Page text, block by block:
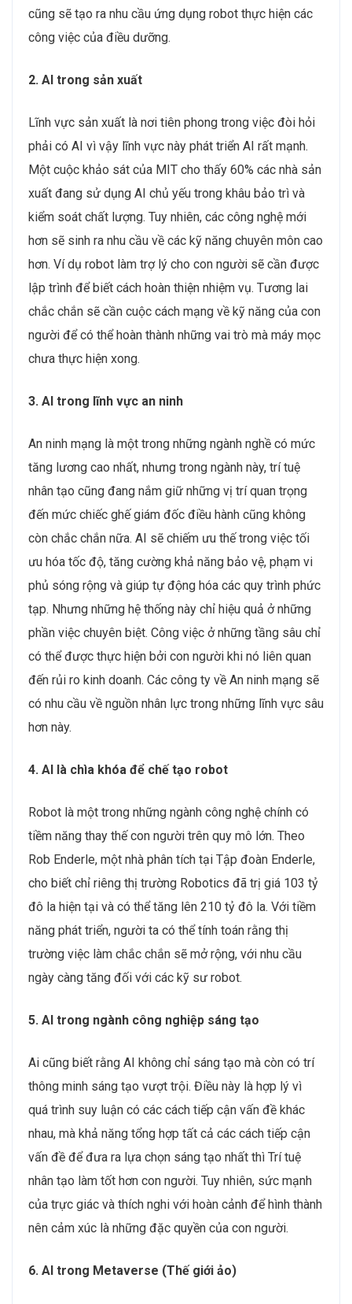
cũng sẽ tạo ra nhu cầu ứng dụng robot thực hiện các
công việc của điều dưỡng.
2. AI trong sản xuất
Lĩnh vực sản xuất là nơi tiên phong trong việc đòi hỏi
phải có AI vì vậy lĩnh vực này phát triển AI rất mạnh.
Một cuộc khảo sát của MIT cho thấy 60% các nhà sản
xuất đang sử dụng AI chủ yếu trong khâu bảo trì và
kiểm soát chất lượng. Tuy nhiên, các công nghệ mới
hơn sẽ sinh ra nhu cầu về các kỹ năng chuyên môn cao
hơn. Ví dụ robot làm trợ lý cho con người sẽ cần được
lập trình để biết cách hoàn thiện nhiệm vụ. Tương lai
chắc chắn sẽ cần cuộc cách mạng về kỹ năng của con
người để có thể hoàn thành những vai trò mà máy mọc
chưa thực hiện xong.
3. AI trong lĩnh vực an ninh
An ninh mạng là một trong những ngành nghề có mức
tăng lương cao nhất, nhưng trong ngành này, trí tuệ
nhân tạo cũng đang nắm giữ những vị trí quan trọng
đến mức chiếc ghế giám đốc điều hành cũng không
còn chắc chắn nữa. AI sẽ chiếm ưu thế trong việc tối
ưu hóa tốc độ, tăng cường khả năng bảo vệ, phạm vi
phủ sóng rộng và giúp tự động hóa các quy trình phức
tạp. Nhưng những hệ thống này chỉ hiệu quả ở những
phần việc chuyên biệt. Công việc ở những tầng sâu chỉ
có thể được thực hiện bởi con người khi nó liên quan
đến rủi ro kinh doanh. Các công ty về An ninh mạng sẽ
có nhu cầu về nguồn nhân lực trong những lĩnh vực sâu
hơn này.
4. AI là chìa khóa để chế tạo robot
Robot là một trong những ngành công nghệ chính có
tiềm năng thay thế con người trên quy mô lớn. Theo
Rob Enderle, một nhà phân tích tại Tập đoàn Enderle,
cho biết chỉ riêng thị trường Robotics đã trị giá 103 tỷ
đô la hiện tại và có thể tăng lên 210 tỷ đô la. Với tiềm
năng phát triển, người ta có thể tính toán rằng thị
trường việc làm chắc chắn sẽ mở rộng, với nhu cầu
ngày càng tăng đối với các kỹ sư robot.
5. AI trong ngành công nghiệp sáng tạo
Ai cũng biết rằng AI không chỉ sáng tạo mà còn có trí
thông minh sáng tạo vượt trội. Điều này là hợp lý vì
quá trình suy luận có các cách tiếp cận vấn đề khác
nhau, mà khả năng tổng hợp tất cả các cách tiếp cận
vấn đề để đưa ra lựa chọn sáng tạo nhất thì Trí tuệ
nhân tạo làm tốt hơn con người. Tuy nhiên, sức mạnh
của trực giác và thích nghi với hoàn cảnh để hình thành
nên cảm xúc là những đặc quyền của con người.
6. AI trong Metaverse (Thế giới ảo)